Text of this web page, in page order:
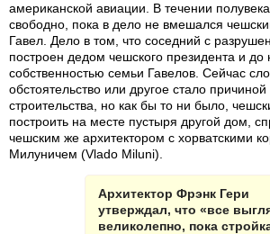
американской авиации. В течении
свободно, пока в дело не вмешался
Гавел. Дело в том, что соседний с
построен дедом чешского президента и
собственностью семьи Гавелов. Сейчас
обстоятельство или другое стало
строительства, но как бы то ни было,
построить на месте пустыря другой дом,
чешским же архитектором с хорватскими
Милуничем (Vlado Miluni).
Архитектор Фрэнк Гери
утверждал, что «все
великолепно, пока